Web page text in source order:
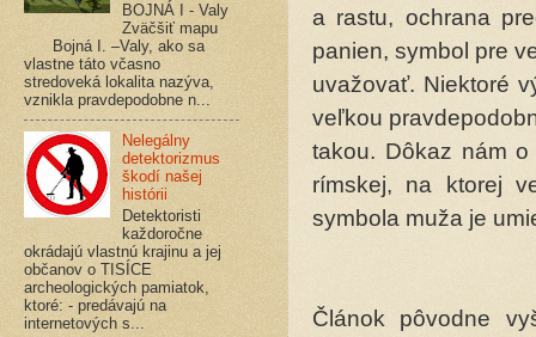
a rastu, ochrana
panien, symbol pre
uvažovať. Niektoré
veľkou
takou. Dôkaz nám
rímskej, na ktorej
symbola muža je
Článok pôvodne
BOJNÁ I - Valy
Zväčšiť mapu
Bojná I. –Valy, ako sa
vlastne táto včasno
stredoveká lokalita nazýva,
vznikla pravdepodobne n...
Nelegálny
detektorizmus
škodí našej
histórii
Detektoristi
každoročne
okrádajú vlastnú krajinu a jej
občanov o TISÍCE
archeologických pamiatok,
ktoré: - predávajú na
internetových s...